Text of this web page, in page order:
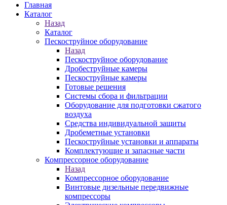
Главная
Каталог
Назад
Каталог
Пескоструйное оборудование
Назад
Пескоструйное оборудование
Дробеструйные камеры
Пескоструйные камеры
Готовые решения
Системы сбора и фильтрации
Оборудование для подготовки сжатого
воздуха
Средства индивидуальной защиты
Дробеметные установки
Пескоструйные установки и аппараты
Комплектующие и запасные части
Компрессорное оборудование
Назад
Компрессорное оборудование
Винтовые дизельные передвижные
компрессоры